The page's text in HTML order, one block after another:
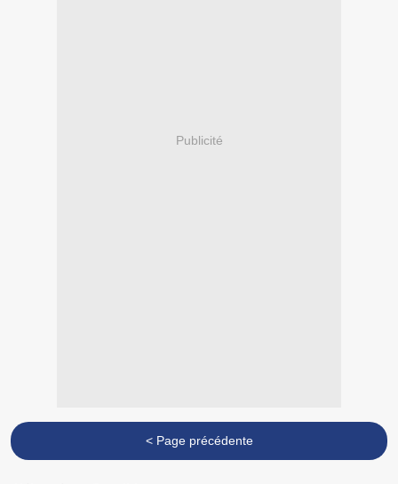
Publicité
< Page précédente